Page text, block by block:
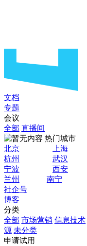
文档
专题
会议
全部 直播间
热门城市
北京
上海
杭州
武汉
宁波
西安
兰州
南宁
社企号
博客
分类
全部 市场营销 信息技术
源 未分类
申请试用